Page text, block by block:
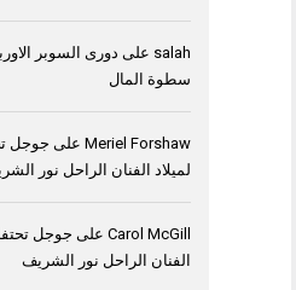
salah على دورى السوبر
سطوة المال
Meriel Forshaw على
لميلاد الفنان الراحل نور
Carol McGill على
الفنان الراحل نور الشريف